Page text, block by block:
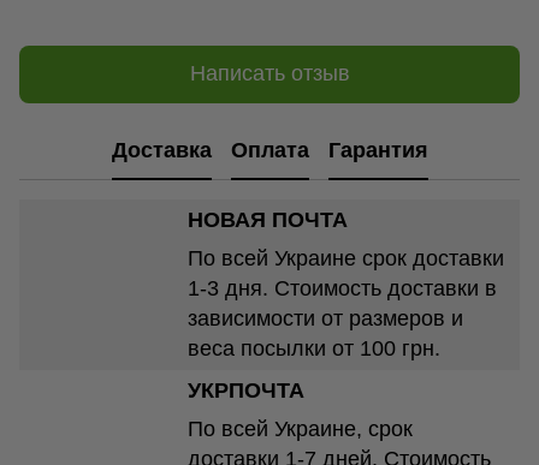
Написать отзыв
Доставка Оплата Гарантия
НОВАЯ ПОЧТА
По всей Украине срок доставки
1-3 дня. Стоимость доставки в
зависимости от размеров и
веса посылки от 100 грн.
УКРПОЧТА
По всей Украине, срок
доставки 1-7 дней. Стоимость